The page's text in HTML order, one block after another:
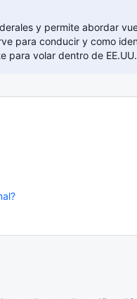
y permite abordar
para conducir y como
para volar dentro de EE.UU.